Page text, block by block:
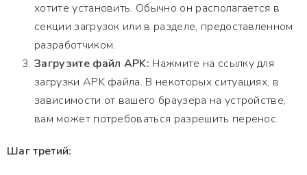
хотите установить. Обычно он располагается в
секции загрузок или в разделе, предоставленном
разработчиком.
Загрузите файл APK: Нажмите на ссылку для
загрузки APK файла. В некоторых ситуациях, в
зависимости от вашего браузера на устройстве,
вам может потребоваться разрешить перенос.
Шаг третий: